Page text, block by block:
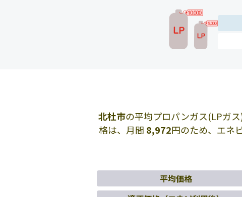
北杜市の平均プロパンガス(LPガ
格は、月間 8,972円のため、エネ
平均価格